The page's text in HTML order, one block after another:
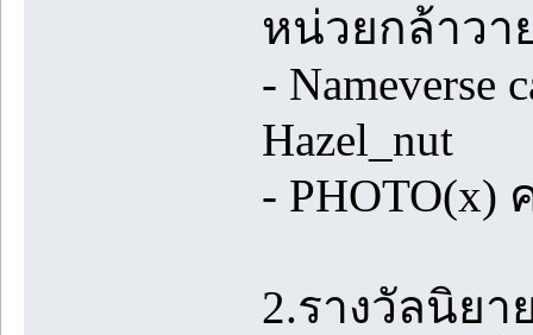
หน่วยกล้าวา
-
Hazel_nut
-
2.รางวัลนิยา